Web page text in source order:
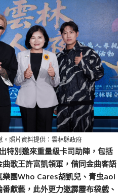
。照片資料提供：雲林縣政府
特別邀來重量級卡司助陣，包括
歌王許富凱領軍，偕同金曲客語
樂團Who Cares胡凱兒、青虫aoi
獻藝，此外更力邀霹靂布袋戲、